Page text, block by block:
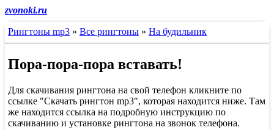
zvonoki.ru
Рингтоны mp3 » Все рингтоны » На будильник
Пора-пора-пора вставать!
Для скачивания рингтона на свой телефон кликните по
ссылке "Скачать рингтон mp3", которая находится ниже. Там
же находится ссылка на подробную инструкцию по
скачиванию и установке рингтона на звонок телефона.